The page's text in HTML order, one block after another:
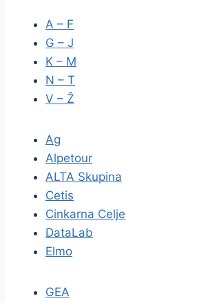
A – F
G – J
K – M
N – T
V – Ž
Ag
Alpetour
ALTA Skupina
Cetis
Cinkarna Celje
DataLab
Elmo
GEA